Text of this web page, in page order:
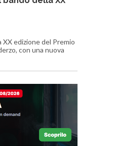
edizione del Premio
con una nuova